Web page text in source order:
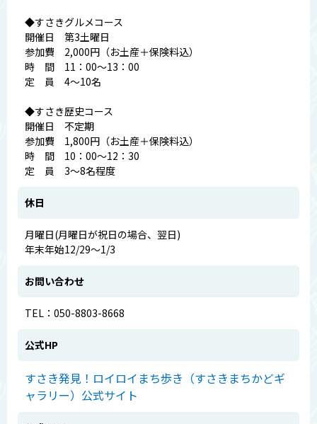
◆すさきグルメコース
開催日 第3土曜日
参加費 2,000円（お土産＋保険料込）
時 間 11：00～13：00
定 員 4～10名
◆すさき歴史コース
開催日 不定期
参加費 1,800円（お土産＋保険料込）
時 間 10：00～12：30
定 員 3～8名程度
休日
月曜日(月曜日が祝日の場合、翌日)
年末年始12/29～1/3
お問い合わせ
TEL：050-8803-8668
公式HP
すさき発見！ロイロイまち歩き（すさきまちかどギ
ャラリー）公式サイト